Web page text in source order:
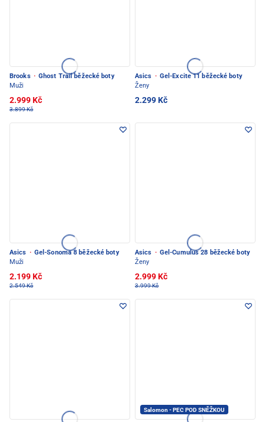
Brooks · Ghost Trail běžecké boty
Muži
2.999 Kč
3.899 Kč
Asics · Gel-Excite 11 běžecké boty
Ženy
2.299 Kč
Asics · Gel-Sonoma 8 běžecké boty
Muži
2.199 Kč
2.549 Kč
Asics · Gel-Cumulus 28 běžecké boty
Ženy
2.999 Kč
3.999 Kč
Salomon - PEC POD SNĚŽKOU